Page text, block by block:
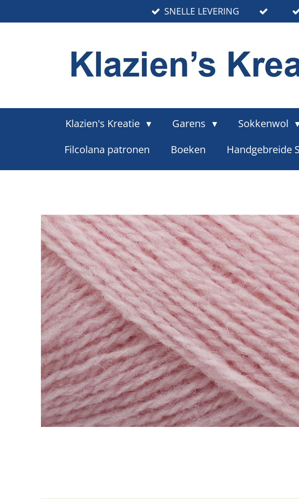
direct
SNELLE LEVERING
Klazien's Kreatie Garens Sokkenwol
Filcolana patronen
Boeken Handgebreide